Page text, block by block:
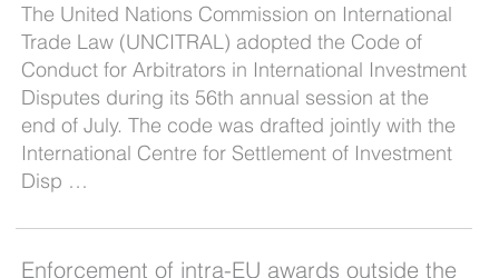
The United Nations Commission on International
Trade Law (UNCITRAL) adopted the Code of
Conduct for Arbitrators in International Investment
Disputes during its 56th annual session at the
end of July. The code was drafted jointly with the
International Centre for Settlement of Investment
Disp …
Enforcement of intra-EU awards outside the